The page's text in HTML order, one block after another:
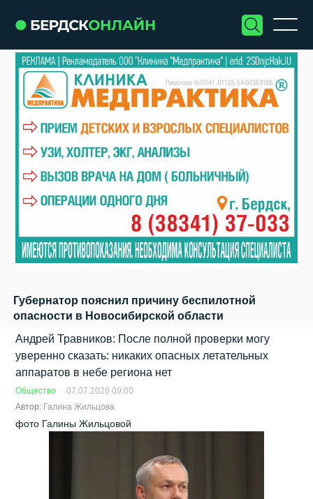
Губернатор пояснил причину беспилотной
опасности в Новосибирской области
Андрей Травников: После полной проверки могу
уверенно сказать: никаких опасных летательных
аппаратов в небе региона нет
Общество
07.07.2026 09:00
Автор: Галина Жильцова
фото Галины Жильцовой